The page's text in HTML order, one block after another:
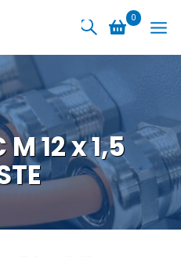
0
12 x 1,5